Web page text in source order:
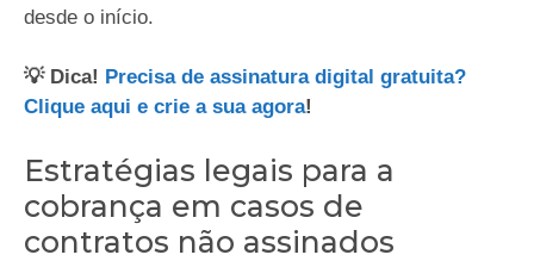
desde o início.
💡 Dica! Precisa de assinatura digital gratuita?
Clique aqui e crie a sua agora!
Estratégias legais para a
cobrança em casos de
contratos não assinados